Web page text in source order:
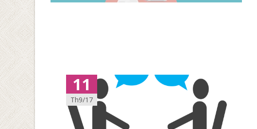
11
Th9/17